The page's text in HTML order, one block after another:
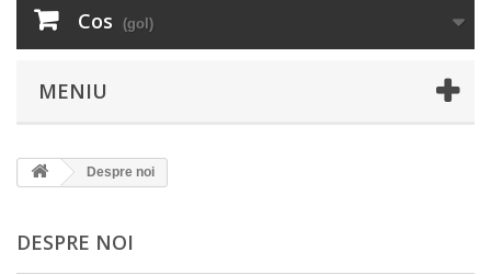
Cos (gol)
MENIU
Despre noi
DESPRE NOI